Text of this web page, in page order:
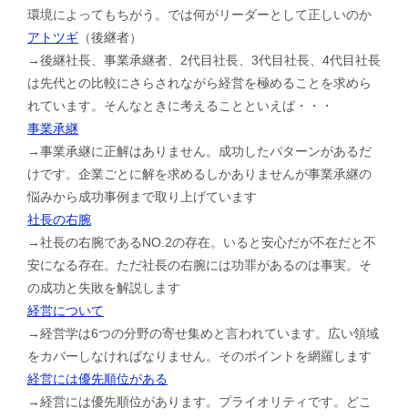
環境によってもちがう。では何がリーダーとして正しいのか
アトツギ （後継者）
→後継社長、事業承継者、2代目社長、3代目社長、4代目社長
は先代との比較にさらされながら経営を極めることを求めら
れています。そんなときに考えることといえば・・・
事業承継
→事業承継に正解はありません。成功したパターンがあるだ
けです。企業ごとに解を求めるしかありませんが事業承継の
悩みから成功事例まで取り上げています
社長の右腕
→社長の右腕であるNO.2の存在。いると安心だが不在だと不
安になる存在。ただ社長の右腕には功罪があるのは事実。そ
の成功と失敗を解説します
経営について
→経営学は6つの分野の寄せ集めと言われています。広い領域
をカバーしなければなりません。そのポイントを網羅します
経営には優先順位がある
→経営には優先順位があります。プライオリティです。どこ